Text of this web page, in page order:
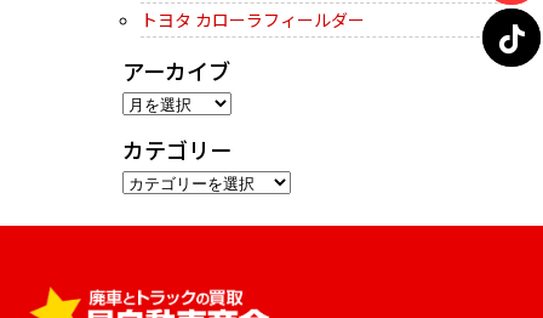
トヨタ カローラフィールダー
アーカイブ
ア
カ
イ
ブ
カテゴリー
カ
ー